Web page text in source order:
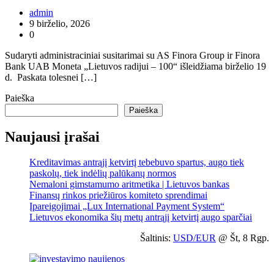
admin
9 birželio, 2026
0
Sudaryti administraciniai susitarimai su AS Finora Group ir Finora
Bank UAB Moneta „Lietuvos radijui – 100“ išleidžiama birželio 19
d. Paskata tolesnei […]
Paieška
Paieška
Naujausi įrašai
Kreditavimas antrąjį ketvirtį tebebuvo spartus, augo tiek
paskolų, tiek indėlių palūkanų normos
Nemaloni gimstamumo aritmetika | Lietuvos bankas
Finansų rinkos priežiūros komiteto sprendimai
Įpareigojimai „Lux International Payment System“
Lietuvos ekonomika šių metų antrąjį ketvirtį augo sparčiai
Šaltinis: USD/EUR @ Št, 8 Rgp.